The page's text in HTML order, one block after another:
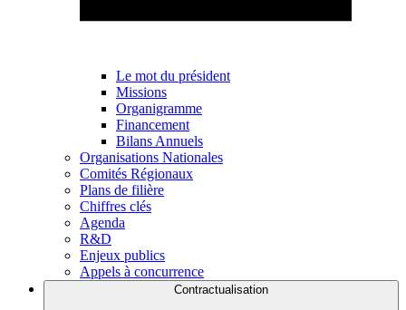
Le mot du président
Missions
Organigramme
Financement
Bilans Annuels
Organisations Nationales
Comités Régionaux
Plans de filière
Chiffres clés
Agenda
R&D
Enjeux publics
Appels à concurrence
Contractualisation